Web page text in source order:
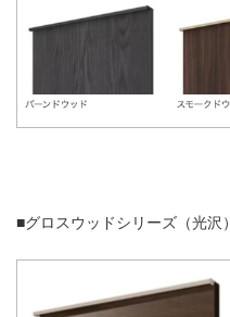
■グロスウッドシリーズ（光沢）